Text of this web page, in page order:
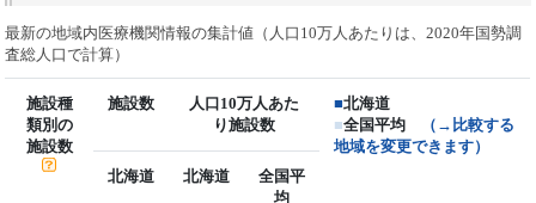
最新の地域内医療機関情報の集計値（人口10万人あたりは、2020年国勢調
査総人口で計算）
施設種
類別の
施設数
施設数
人口10万人あた
り施設数
■北海道
■全国平均
（→比較する
地域を変更できます）
北海道
北海道
全国平
均